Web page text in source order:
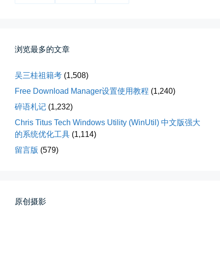
落雪音乐下载最稳定音乐源
落雪音乐下载，最稳定音乐源（推...
📅 04-10 17:19👤 Zairun
春雪挂树枝
浏览最多的文章
吴三桂祖籍考 (1,508)
Free Download Manager设置使用教程 (1,240)
碎语札记 (1,232)
Chris Titus Tech Windows Utility (WinUtil) 中文版强大
的系统优化工具 (1,114)
留言版 (579)
原创摄影